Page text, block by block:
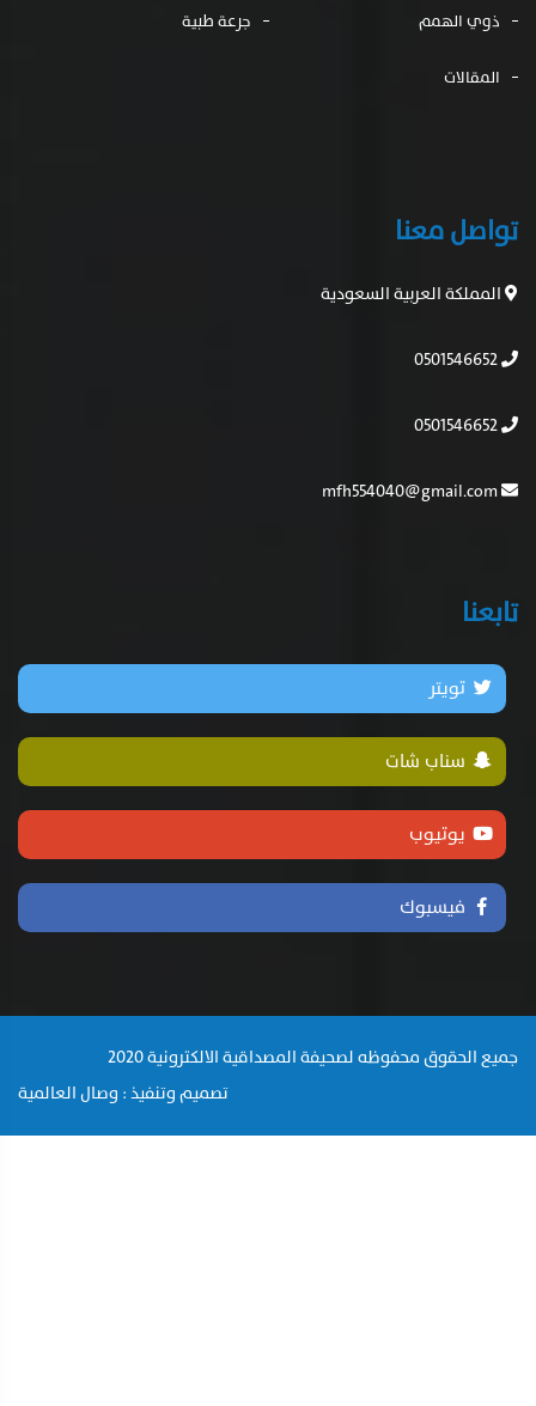
ذوي الهمم جرعة طبية
المقالات
تواصل معنا
المملكة العربية السعودية
تابعنا
تويتر
سناب شات
يوتيوب
فيسبوك
جميع الحقوق محفوظه لصحيفة المصداقية الالكترونية 2020
تصميم وتنفيذ : وصال العالمية